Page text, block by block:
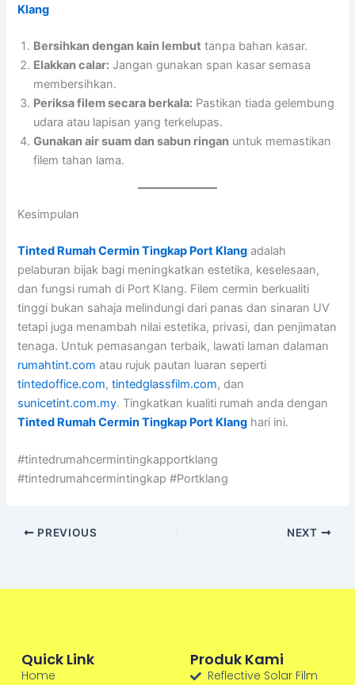
Klang
Bersihkan dengan kain lembut tanpa bahan kasar.
Elakkan calar: Jangan gunakan span kasar semasa
membersihkan.
Periksa filem secara berkala: Pastikan tiada gelembung
udara atau lapisan yang terkelupas.
Gunakan air suam dan sabun ringan untuk memastikan
filem tahan lama.
Kesimpulan
Tinted Rumah Cermin Tingkap Port Klang adalah
pelaburan bijak bagi meningkatkan estetika, keselesaan,
dan fungsi rumah di Port Klang. Filem cermin berkualiti
tinggi bukan sahaja melindungi dari panas dan sinaran UV
tetapi juga menambah nilai estetika, privasi, dan penjimatan
tenaga. Untuk pemasangan terbaik, lawati laman dalaman
rumahtint.com atau rujuk pautan luaran seperti
tintedoffice.com,tintedglassfilm.com, dan
sunicetint.com.my. Tingkatkan kualiti rumah anda dengan
Tinted Rumah Cermin Tingkap Port Klang hari ini.
#tintedrumahcermintingkapportklang
#tintedrumahcermintingkap #Portklang
PREVIOUS NEXT
Quick Link
Home
Produk Kami
Reflective Solar Film